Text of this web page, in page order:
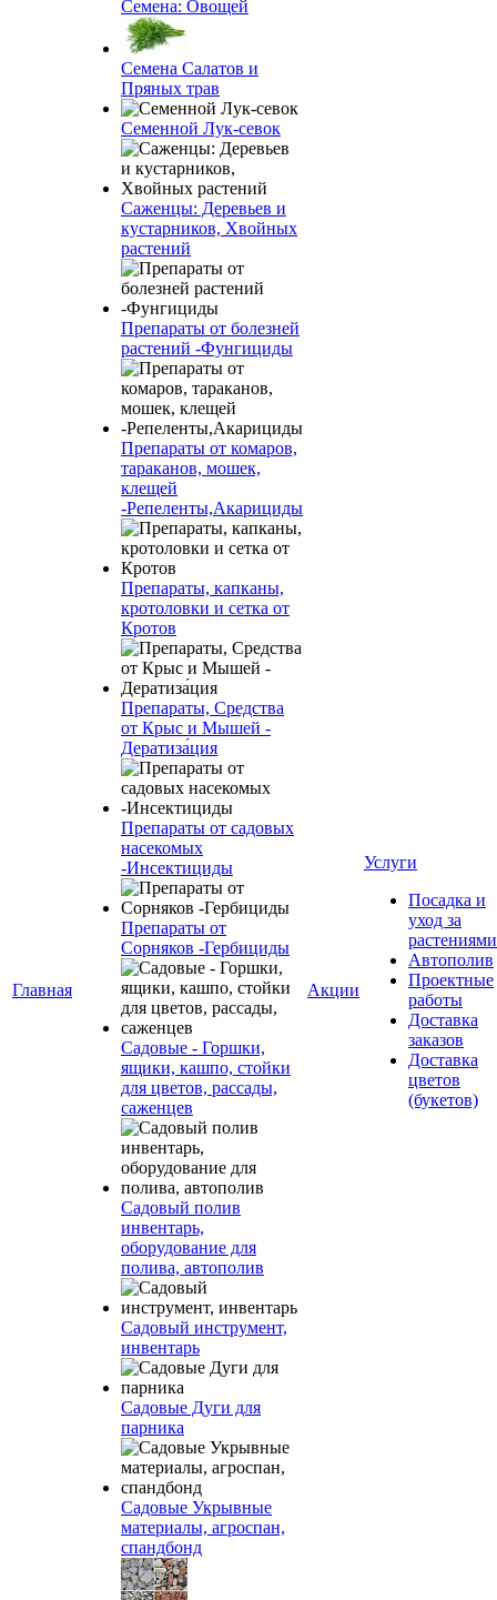
Главная
Семена: Овощей
Семена Салатов и
Пряных трав
Семенной Лук-севок
Саженцы: Деревьев и
кустарников, Хвойных
растений
Препараты от болезней
растений -Фунгициды
Препараты от комаров,
тараканов, мошек,
клещей
-Репеленты,Акарициды
Препараты, капканы,
кротоловки и сетка от
Кротов
Препараты, Средства
от Крыс и Мышей -
Дератиза́ция
Препараты от садовых
насекомых
-Инсектициды
Препараты от
Сорняков -Гербициды
Садовые - Горшки,
ящики, кашпо, стойки
для цветов, рассады,
саженцев
Садовый полив
инвентарь,
оборудование для
полива, автополив
Садовый инструмент,
инвентарь
Садовые Дуги для
парника
Садовые Укрывные
материалы, агроспан,
спандбонд
Акции
Услуги
Посадка и
уход за
растениями
Автополив
Проектные
работы
Доставка
заказов
Доставка
цветов
(букетов)